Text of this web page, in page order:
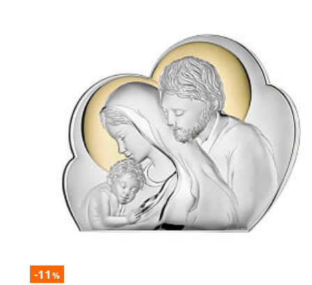
-11 %